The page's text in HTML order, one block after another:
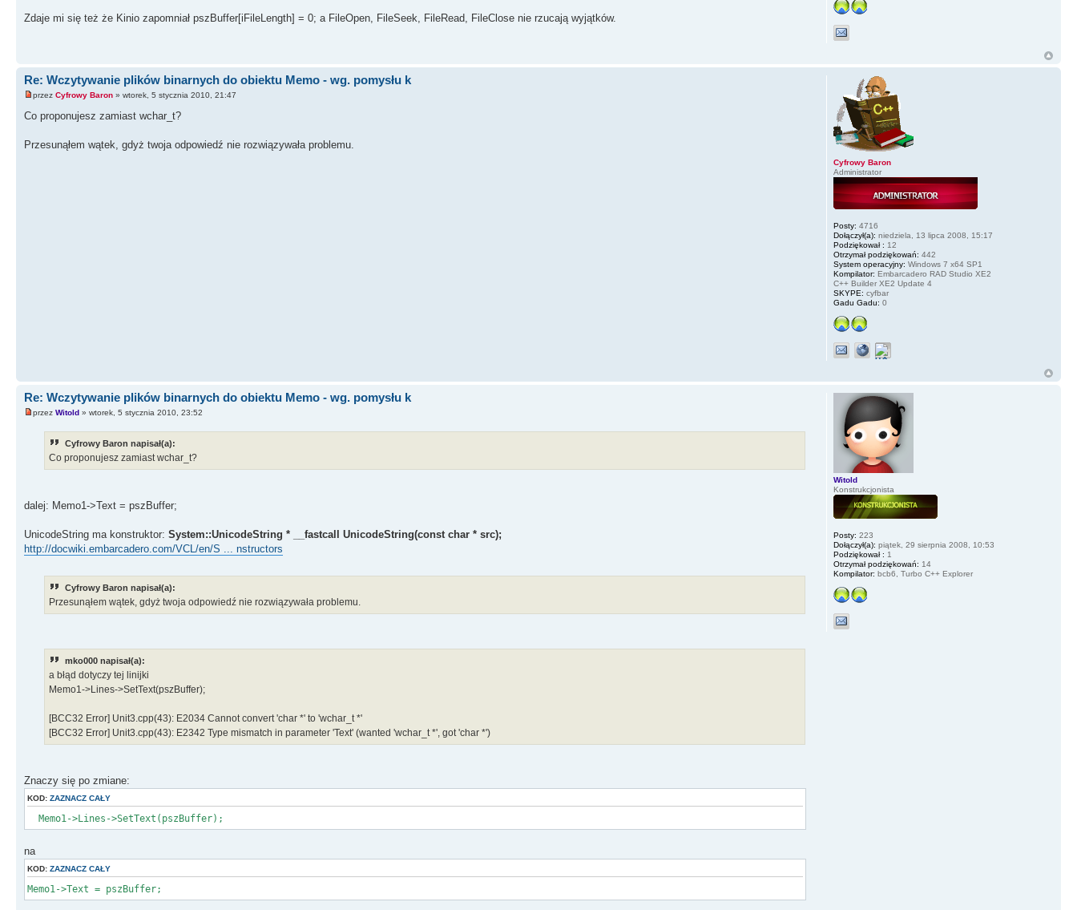
Zdaje mi się też że Kinio zapomniał pszBuffer[iFileLength] = 0; a FileOpen, FileSeek, FileRead, FileClose nie rzucają wyjątków.
Re: Wczytywanie plików binarnych do obiektu Memo - wg. pomysłu k
przez Cyfrowy Baron » wtorek, 5 stycznia 2010, 21:47
Co proponujesz zamiast wchar_t?
Przesunąłem wątek, gdyż twoja odpowiedź nie rozwiązywała problemu.
Cyfrowy Baron
Administrator
Posty: 4716
Dołączył(a): niedziela, 13 lipca 2008, 15:17
Podziękował : 12
Otrzymał podziękowań: 442
System operacyjny: Windows 7 x64 SP1
Kompilator: Embarcadero RAD Studio XE2
C++ Builder XE2 Update 4
SKYPE: cyfbar
Gadu Gadu: 0
Re: Wczytywanie plików binarnych do obiektu Memo - wg. pomysłu k
przez Witold » wtorek, 5 stycznia 2010, 23:52
Cyfrowy Baron napisał(a):
Co proponujesz zamiast wchar_t?
dalej: Memo1->Text = pszBuffer;
UnicodeString ma konstruktor: System::UnicodeString * __fastcall UnicodeString(const char * src);
http://docwiki.embarcadero.com/VCL/en/S ... nstructors
Cyfrowy Baron napisał(a):
Przesunąłem wątek, gdyż twoja odpowiedź nie rozwiązywała problemu.
mko000 napisał(a):
a błąd dotyczy tej linijki
Memo1->Lines->SetText(pszBuffer);
[BCC32 Error] Unit3.cpp(43): E2034 Cannot convert 'char *' to 'wchar_t *'
[BCC32 Error] Unit3.cpp(43): E2342 Type mismatch in parameter 'Text' (wanted 'wchar_t *', got 'char *')
Znaczy się po zmiane:
KOD: ZAZNACZ CAŁY
Memo1->Lines->SetText(pszBuffer);
na
KOD: ZAZNACZ CAŁY
Memo1->Text = pszBuffer;
Witold
Konstrukcjonista
Posty: 223
Dołączył(a): piątek, 29 sierpnia 2008, 10:53
Podziękował : 1
Otrzymał podziękowań: 14
Kompilator: bcb6, Turbo C++ Explorer